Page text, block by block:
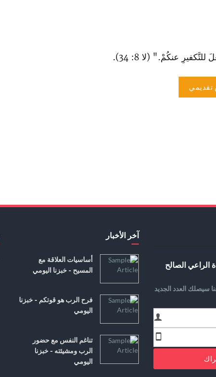
عنكُمْ." (لا 8: 34).
الراعي الصالح
سيصلك العدد الجديد
آخر الأخبار
أساسيات العلاقة مع
المسيح - خبزنا اليومي
فرح الرب هو قوتكم - خبزنا
اليومي
تناغم النفس مع حضور
الرب ومشيئته - خبزنا
اليومي